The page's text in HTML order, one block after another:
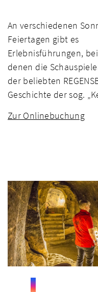
An verschiedenen
Feiertagen gibt es
Erlebnisführungen, bei
denen die
der beliebten
Geschichte der sog.
Zur Onlinebuchung